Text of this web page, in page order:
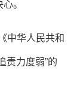
。
中华人民共和
责力度弱”的